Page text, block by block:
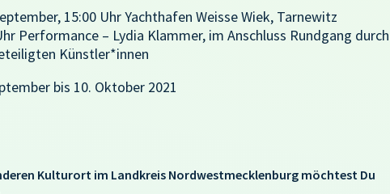
15:00 Uhr Yachthafen Weisse Wiek, Tarnewitz
Performance – Lydia Klammer, im Anschluss Rundgang durch
Künstler*innen
bis 10. Oktober 2021
Kulturort im Landkreis Nordwestmecklenburg möchtest Du